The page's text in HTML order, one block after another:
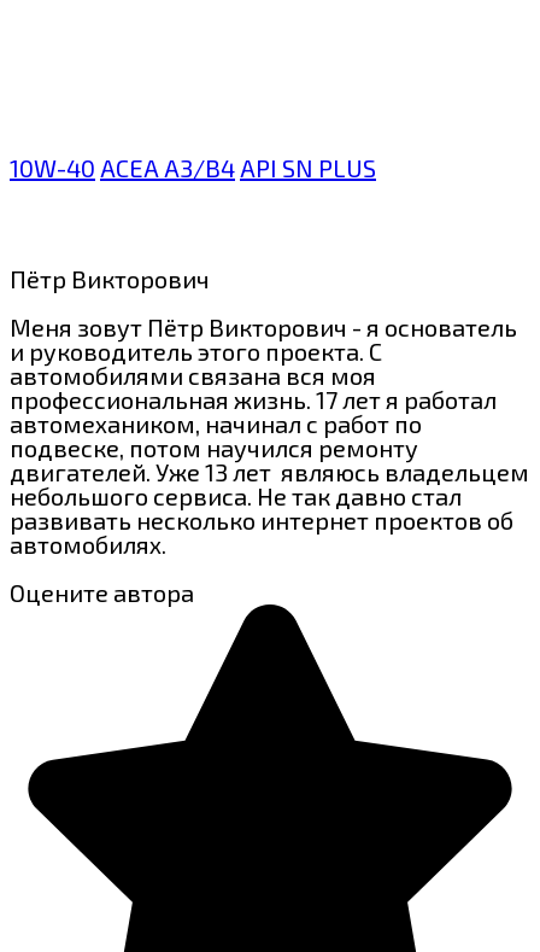
10W-40 ACEA A3/B4 API SN PLUS
Пётр Викторович
Меня зовут Пётр Викторович - я основатель
и руководитель этого проекта. С
автомобилями связана вся моя
профессиональная жизнь. 17 лет я работал
автомехаником, начинал с работ по
подвеске, потом научился ремонту
двигателей. Уже 13 лет являюсь владельцем
небольшого сервиса. Не так давно стал
развивать несколько интернет проектов об
автомобилях.
Оцените автора